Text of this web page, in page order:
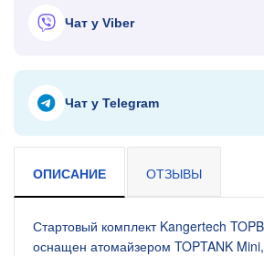
Чат у Viber
Чат у Telegram
ОПИСАНИЕ ОТЗЫВЫ
Стартовый комплект Kangertech
оснащен атомайзером TOPTANK